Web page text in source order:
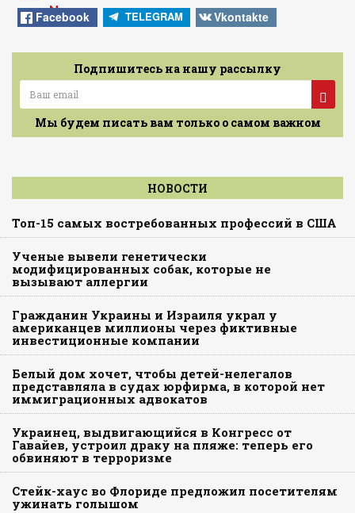
News
Facebook TELEGRAM Vkontakte
Подпишитесь на нашу рассылку
Мы будем писать вам только о самом важном
НОВОСТИ
Топ-15 самых востребованных профессий в США
Ученые вывели генетически
модифицированных собак, которые не
вызывают аллергии
Гражданин Украины и Израиля украл у
американцев миллионы через фиктивные
инвестиционные компании
Белый дом хочет, чтобы детей-нелегалов
представляла в судах юрфирма, в которой нет
иммиграционных адвокатов
Украинец, выдвигающийся в Конгресс от
Гавайев, устроил драку на пляже: теперь его
обвиняют в терроризме
Стейк-хаус во Флориде предложил посетителям
ужинать голышом